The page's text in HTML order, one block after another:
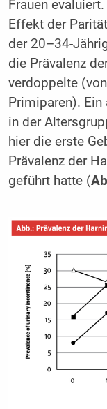
Frauen
Effekt der
der 20–34-
die Prävalenz
verdoppelte
Primiparen).
in der
hier die erste
Prävalenz der
geführt hatte (